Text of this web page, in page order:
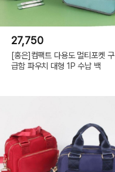
27,750
[홍은]컴팩트 다용도 멀티포켓 구
급함 파우치 대형 1P 수납 백